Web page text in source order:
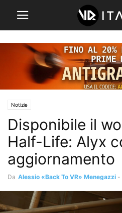
Notizie
Disponibile il
Half-Life: Alyx
aggiornamento
Da Alessio «Back To VR» Menegazzi -